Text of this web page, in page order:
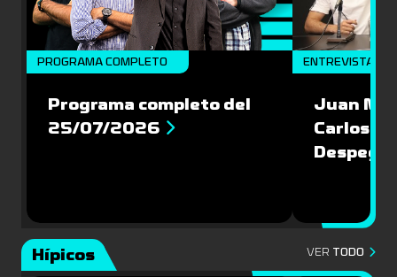
PROGRAMA COMPLETO
Programa completo del
25/07/2026
ENTREVISTAS
Juan
Carlos
Hípicos VER TODO